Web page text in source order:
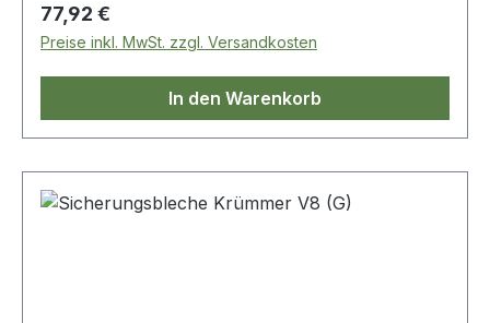
Regulärer Preis:
77,92 €
Preise inkl. MwSt. zzgl. Versandkosten
In den Warenkorb